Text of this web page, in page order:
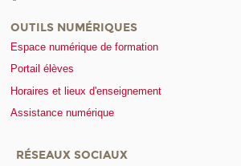
OUTILS NUMÉRIQUES
Espace numérique de formation
Portail élèves
Horaires et lieux d'enseignement
Assistance numérique
RÉSEAUX SOCIAUX